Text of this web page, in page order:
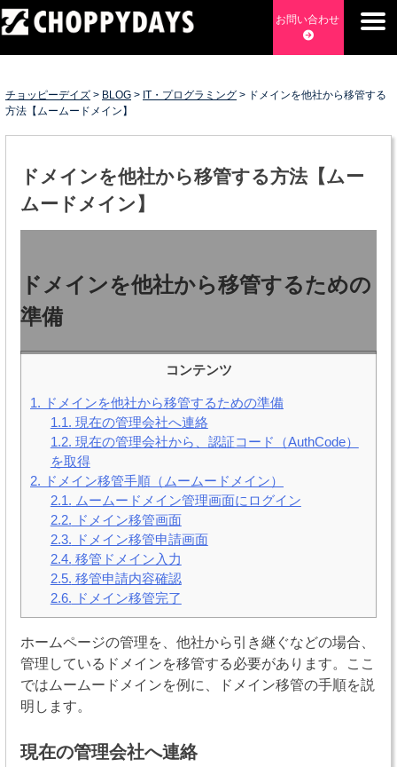
Skip
to
content
支援・ECサイト立ち上げ・Webマーケティング・SEO・ホー
ムページ制作・Web開発・アプリ開発・コーチング チョッピ
ーデイズ ChoppyDays
お問い合わせ
チョッピーデイズ > BLOG > IT・プログラミング > ドメインを他社から移管する
方法【ムームードメイン】
ドメインを他社から移管する方法【ムー
ムードメイン】
ドメインを他社から移管するための
準備
コンテンツ
1. ドメインを他社から移管するための準備
1.1. 現在の管理会社へ連絡
1.2. 現在の管理会社から、認証コード（AuthCode）
を取得
2. ドメイン移管手順（ムームードメイン）
2.1. ムームードメイン管理画面にログイン
2.2. ドメイン移管画面
2.3. ドメイン移管申請画面
2.4. 移管ドメイン入力
2.5. 移管申請内容確認
2.6. ドメイン移管完了
ホームページの管理を、他社から引き継ぐなどの場合、
管理しているドメインを移管する必要があります。ここ
ではムームードメインを例に、ドメイン移管の手順を説
明します。
現在の管理会社へ連絡